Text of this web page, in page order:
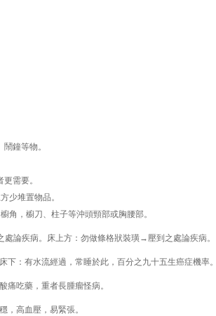
鐘等物。
需要。
少堆置物品。
角，櫥刀、柱子等沖頭頸部或胸腰部。
論疾病。床上方：勿做條格狀裝璜→壓到之處論疾病。
下：有水流經過，常睡於此，百分之九十五生癌症機率。
痛吃藥，重者長腫瘤怪病。
，高血壓，易緊張。